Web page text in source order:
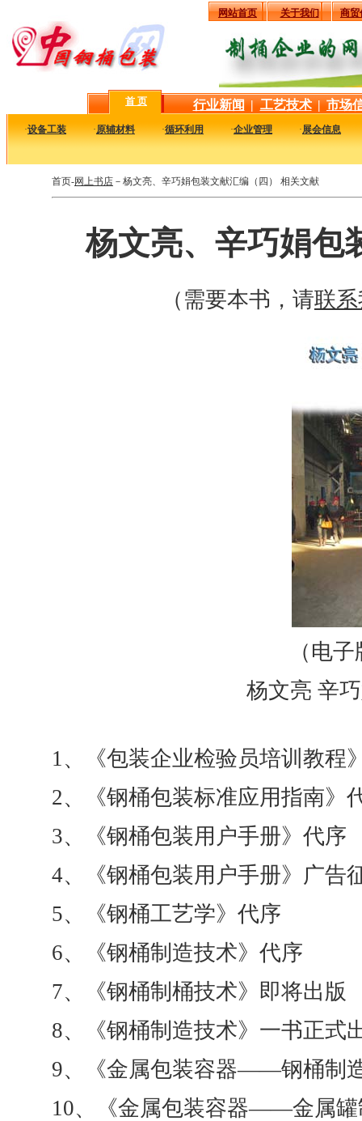
网站首页 关于我们 商贸
首 页 行业新闻 | 工艺技术 | 市场
·设备工装 ·原辅材料 ·循环利用 ·企业管理 ·展会信息
首页-网上书店 －杨文亮、辛巧娟包装文献汇编（四） 相关文献
杨文亮、辛巧娟包
（需要本书，请联
（电
杨文亮 辛
1、《包装企业检验员培训教程
2、《钢桶包装标准应用指南》
3、《钢桶包装用户手册》代序
4、《钢桶包装用户手册》广告
5、《钢桶工艺学》代序
6、《钢桶制造技术》代序
7、《钢桶制桶技术》即将出版
8、《钢桶制造技术》一书正式
9、《金属包装容器——钢桶制
10、《金属包装容器——金属罐